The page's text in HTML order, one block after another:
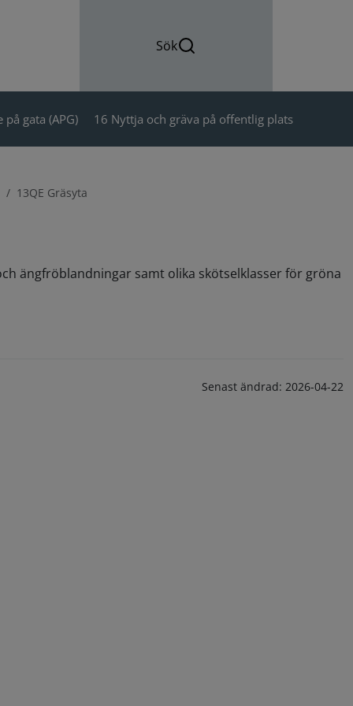
Sök
gata (APG) 16 Nyttja och gräva på offentlig plats
13QE Gräsyta
ängfröblandningar samt olika skötselklasser för gröna
Senast ändrad: 2026-04-22